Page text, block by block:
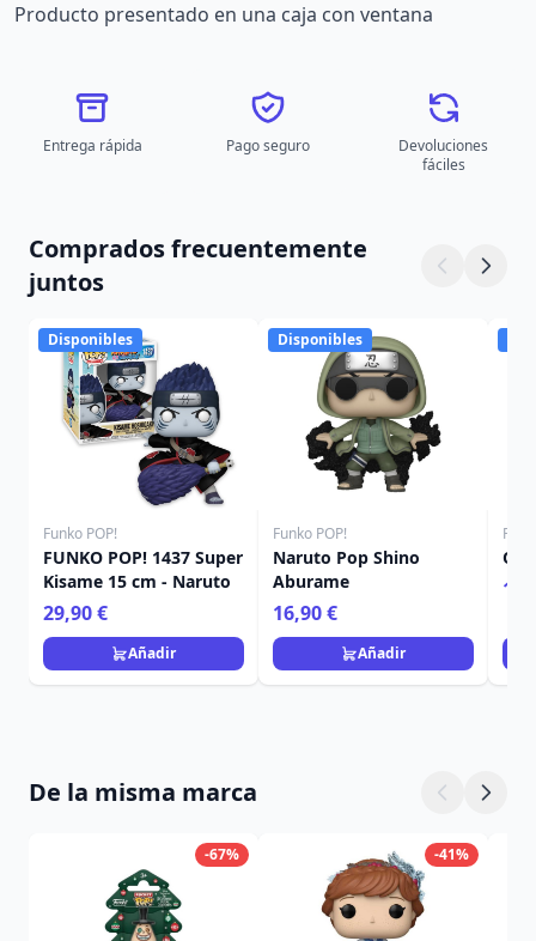
Producto presentado en una caja con ventana
Entrega rápida Pago seguro
Devoluciones
fáciles
Comprados frecuentemente
juntos
Disponibles
Funko POP!
FUNKO POP! 1437 Super
Kisame 15 cm - Naruto
29,90 €
Añadir
Disponibles
Funko POP!
Naruto Pop Shino
Aburame
16,90 €
Añadir
De la misma marca
-67% -41%